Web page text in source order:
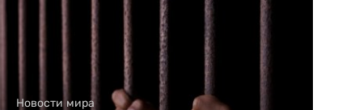
Новости мира